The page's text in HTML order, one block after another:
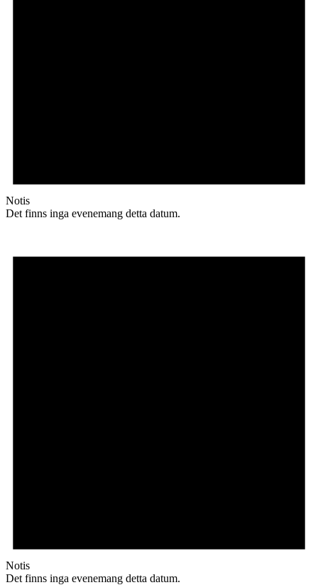
Notis
Det finns inga evenemang detta datum.
Notis
Det finns inga evenemang detta datum.